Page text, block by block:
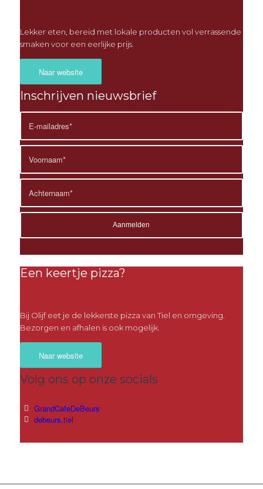
Lekker eten, bereid met lokale producten vol verrassende
smaken voor een eerlijke prijs.
Naar website
Inschrijven nieuwsbrief
Een keertje pizza?
Bij Olijf eet je de lekkerste pizza van Tiel en omgeving.
Bezorgen en afhalen is ook mogelijk.
Naar website
Volg ons op onze socials
GrandCafeDeBeurs
debeurs.tiel